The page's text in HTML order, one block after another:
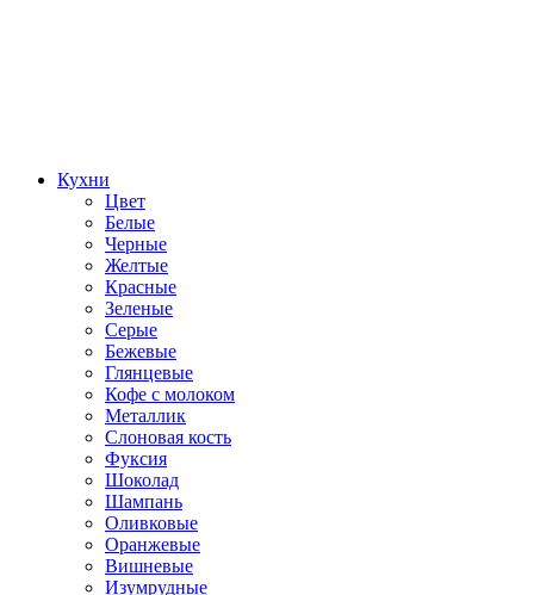
Кухни
Цвет
Белые
Черные
Желтые
Красные
Зеленые
Серые
Бежевые
Глянцевые
Кофе с молоком
Металлик
Слоновая кость
Фуксия
Шоколад
Шампань
Оливковые
Оранжевые
Вишневые
Изумрудные